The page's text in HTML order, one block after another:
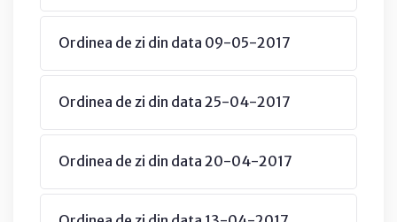
Ordinea de zi din data 09-05-2017
Ordinea de zi din data 25-04-2017
Ordinea de zi din data 20-04-2017